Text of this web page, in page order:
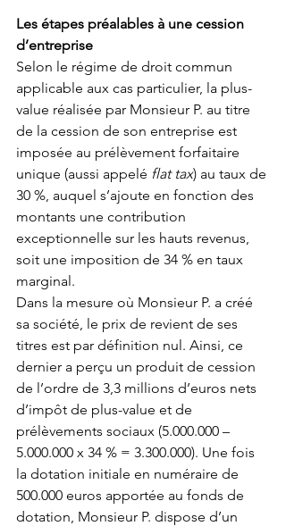
Les étapes préalables à une cession
d’entreprise
Selon le régime de droit commun
applicable aux cas particulier, la plus-
value réalisée par Monsieur P. au titre
de la cession de son entreprise est
imposée au prélèvement forfaitaire
unique (aussi appelé flat tax) au taux de
30 %, auquel s’ajoute en fonction des
montants une contribution
exceptionnelle sur les hauts revenus,
soit une imposition de 34 % en taux
marginal.
Dans la mesure où Monsieur P. a créé
sa société, le prix de revient de ses
titres est par définition nul. Ainsi, ce
dernier a perçu un produit de cession
de l’ordre de 3,3 millions d’euros nets
d’impôt de plus-value et de
prélèvements sociaux (5.000.000 –
5.000.000 x 34 % = 3.300.000). Une fois
la dotation initiale en numéraire de
500.000 euros apportée au fonds de
dotation, Monsieur P. dispose d’un